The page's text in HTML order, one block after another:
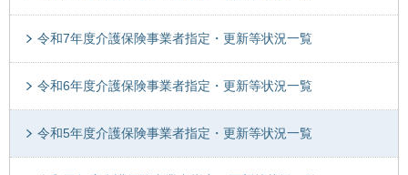
令和7年度介護保険事業者指定・更新等状況一覧
令和6年度介護保険事業者指定・更新等状況一覧
令和5年度介護保険事業者指定・更新等状況一覧